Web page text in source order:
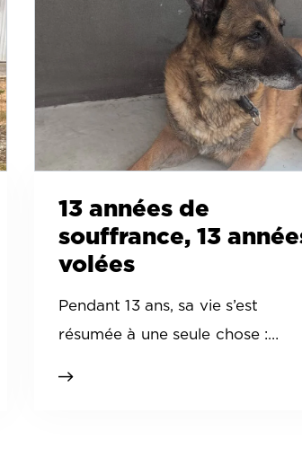
13 années de
souffrance, 13
volées
Pendant 13 ans, sa vie s’est
résumée à une seule chose :…